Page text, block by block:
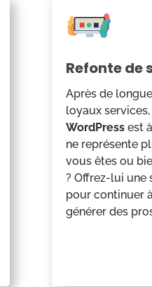
Refonte de
Après de
loyaux
WordPressest
ne représente
vous êtes ou
? Offrez-lui une
pour continuer
générer des